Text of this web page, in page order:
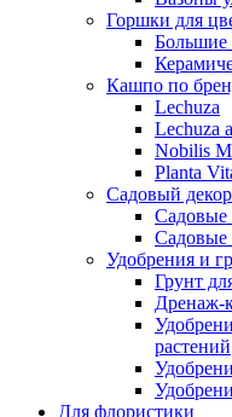
Горшки для
Большие
Кашпо по
Lechuza
Lechuza
Nobilis
Planta
Садовый декор
Садовые
Удобрения и
Грунт
Дренаж-
растений
Для флористики